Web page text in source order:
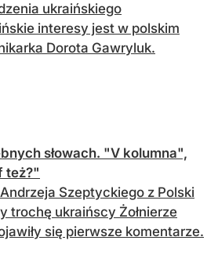
ukraińskiego
interesy jest w polskim
Dorota Gawryluk.
słowach. "V kolumna",
też?"
Szeptyckiego z Polski
trochę ukraińscy Żołnierze
się pierwsze komentarze.